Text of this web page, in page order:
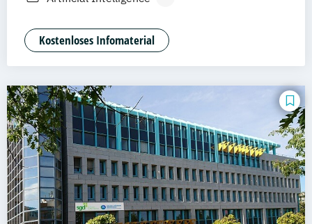
Medien- und Kommunikationsmanagement
Kostenloses Infomaterial